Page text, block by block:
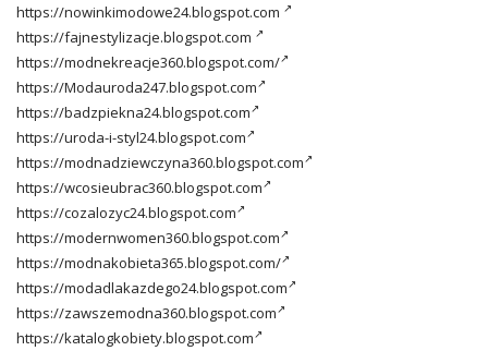
https://nowinkimodowe24.blogspot.com
https://fajnestylizacje.blogspot.com
https://modnekreacje360.blogspot.com/
https://Modauroda247.blogspot.com
https://badzpiekna24.blogspot.com
https://uroda-i-styl24.blogspot.com
https://modnadziewczyna360.blogspot.com
https://wcosieubrac360.blogspot.com
https://cozalozyc24.blogspot.com
https://modernwomen360.blogspot.com
https://modnakobieta365.blogspot.com/
https://modadlakazdego24.blogspot.com
https://zawszemodna360.blogspot.com
https://katalogkobiety.blogspot.com